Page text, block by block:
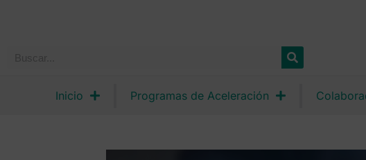
Inicio Programas de Aceleración